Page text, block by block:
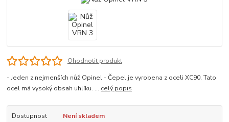
Ohodnotit produkt
- Jeden z nejmenších nůž Opinel - Čepel je vyrobena z oceli XC90. Tato
ocel má vysoký obsah uhlíku. ... celý popis
Dostupnost Není skladem